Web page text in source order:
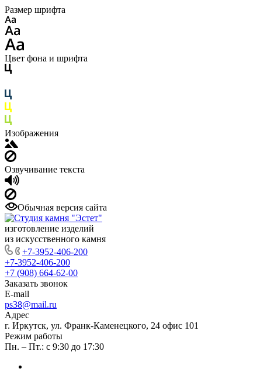
Размер шрифта
Цвет фона и шрифта
Изображения
Озвучивание текста
Обычная версия сайта
изготовление изделий
из искусственного камня
+7-3952-406-200
+7-3952-406-200
+7 (908) 664-62-00
Заказать звонок
E-mail
ps38@mail.ru
Адрес
г. Иркутск, ул. Франк-Каменецкого, 24 офис 101
Режим работы
Пн. – Пт.: с 9:30 до 17:30